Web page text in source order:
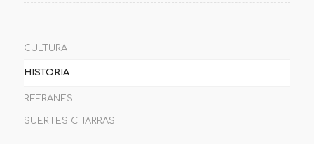
CULTURA
HISTORIA
REFRANES
SUERTES CHARRAS